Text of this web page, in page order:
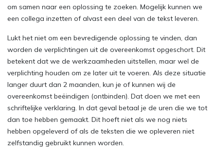
om samen naar een oplossing te zoeken. Mogelijk kunnen we
een collega inzetten of alvast een deel van de tekst leveren.
Lukt het niet om een bevredigende oplossing te vinden, dan
worden de verplichtingen uit de overeenkomst opgeschort. Dit
betekent dat we de werkzaamheden uitstellen, maar wel de
verplichting houden om ze later uit te voeren. Als deze situatie
langer duurt dan 2 maanden, kun je of kunnen wij de
overeenkomst beëindigen (ontbinden). Dat doen we met een
schriftelijke verklaring. In dat geval betaal je de uren die we tot
dan toe hebben gemaakt. Dit hoeft niet als we nog niets
hebben opgeleverd of als de teksten die we opleveren niet
zelfstandig gebruikt kunnen worden.